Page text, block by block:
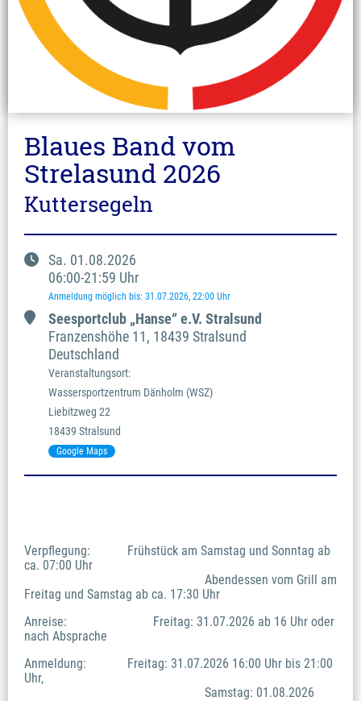
Blaues Band vom
Strelasund 2026
Kuttersegeln
Sa. 01.08.2026
06:00-21:59 Uhr
Anmeldung möglich bis: 31.07.2026, 22:00 Uhr
Seesportclub „Hanse“ e.V. Stralsund
Franzenshöhe 11, 18439 Stralsund
Deutschland
Veranstaltungsort:
Wassersportzentrum Dänholm (WSZ)
Liebitzweg 22
18439 Stralsund
Google Maps
Verpflegung:		Frühstück am Samstag und Sonntag ab
ca. 07:00 Uhr
Freitag und Samstag ab ca. 17:30 Uhr
Anreise: 				Freitag: 31.07.2026 ab 16 Uhr oder
nach Absprache
Anmeldung: 		Freitag: 31.07.2026 16:00 Uhr bis 21:00
Uhr,